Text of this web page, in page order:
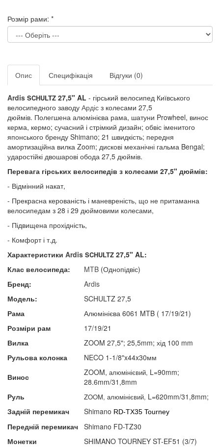
Розмір рами: *
Опис Специфікація Відгуки (0)
Ardis SCHULTZ 27,5" AL - гірський велосипед Київського
велосипедного заводу Ардіс з колесами 27,5
дюймів. Полегшена алюмінієва рама, шатуни Prowheel, винос
керма, кермо; сучасний і стрімкий дизайн; обвіс іменитого
японського бренду Shimano; 21 швидкість; передня
амортизаційна вилка Zoom; дискові механічні гальма Bengal;
ударостійкі двошарові обода 27,5 дюймів.
Перевага гірських велосипедів з колесами 27,5" дюймів:
- Відмінний накат,
- Прекрасна керованість і маневреність, що не притаманна
велосипедам з 28 і 29 дюймовими колесами,
- Підвищена прохідність,
- Комфорт і т.д.
Характеристики Ardis SCHULTZ 27,5" AL:
Клас велосипеда:
MTB (Однопідвіс)
Бренд:
Ardis
Модель:
SCHULTZ 27,5
Рама
Алюмінієва 6061 MTB ( 17/19/21)
Розміри рам
17/19/21
Вилка
ZOOM 27,5"; 25,5mm; хід 100 mm
Рульова колонка
NECO 1-1/8"x44x30мм
Винос
ZOOM, алюмінієвий, L=90mm;
28.6mm/31,8mm
Руль
ZOOM, алюмінієвий, L=620mm/31,8mm;
Задній перемикач
Shimano RD-TX35 Tourney
Передній перемикач Shimano FD-TZ30
Монетки
SHIMANO TOURNEY ST-EF51 (3/7)